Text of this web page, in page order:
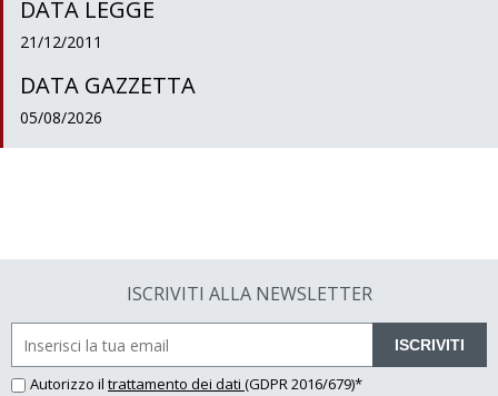
DATA LEGGE
21/12/2011
DATA GAZZETTA
05/08/2026
ISCRIVITI ALLA NEWSLETTER
ISCRIVITI
Autorizzo il trattamento dei dati (GDPR 2016/679)*